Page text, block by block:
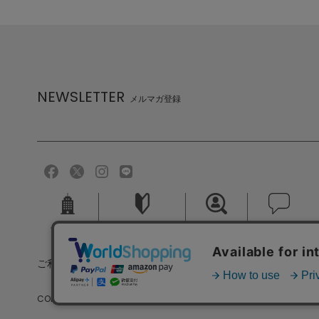
NEWSLETTER メルマガ登録
会社概要 ご利用ガイド 採用情報 お問い合せ
ご利用規約 個人情報保護方針
COPYRIGHT (C) MELROSE CO.,LTD.ALL RIGHTS RESERVED.